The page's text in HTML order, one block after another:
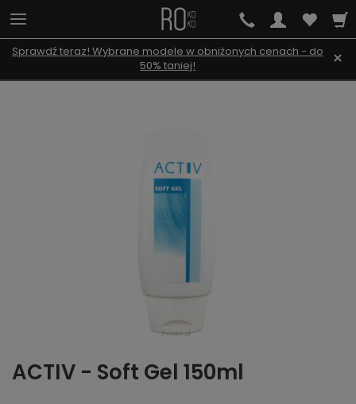
Sprawdź teraz! Wybrane modele w obniżonych cenach - do
50% taniej!
×
ACTIV - Soft Gel 150ml